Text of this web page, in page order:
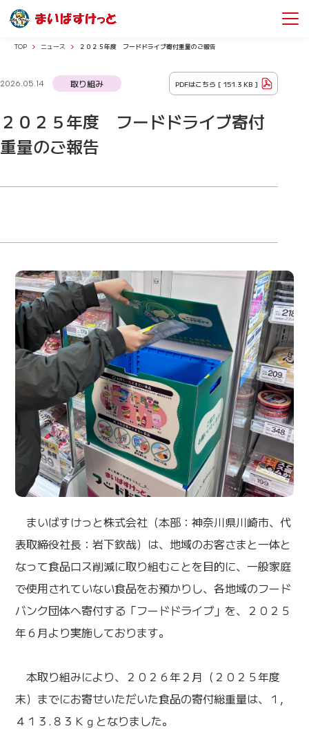
TOP ニュース ２０２５年度 フードドライブ寄付重量のご報告
2026.05.14 取り組み PDFはこちら [ 151.3 KB ]
２０２５年度 フードドライブ寄付
重量のご報告
まいばすけっと株式会社（本部：神奈川県川崎市、代
表取締役社長：岩下欽哉）は、地域のお客さまと一体と
なって食品ロス削減に取り組むことを目的に、一般家庭
で使用されていない食品をお預かりし、各地域のフード
バンク団体へ寄付する「フードドライブ」を、２０２５
年６月より実施しております。
本取り組みにより、２０２６年２月（２０２５年度
末）までにお寄せいただいた食品の寄付総重量は、１,
４１３.８３Ｋｇとなりました。